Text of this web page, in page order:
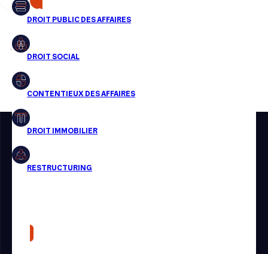
Droit public des affaires
Droit social
Droit immobilier
Restructuring
Presse
transactions, jour après
jour
Aucun résultats pour cette recherche